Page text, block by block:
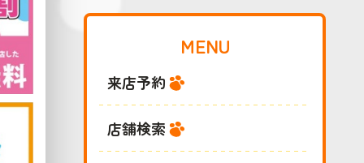
MENU
来店予約
店舗検索